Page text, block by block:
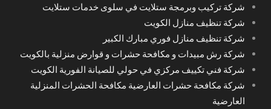
شركة تركيب وبرمجة ستلايت في سلوى خدمات ستلايت
شركة تنظيف منازل الكويت
شركة تنظيف منازل فوري مبارك الكبير
شركة رش مبيدات و مكافحة حشرات و قوارض منزلية بالكويت
شركة فني تكييف مركزي في حولي للصيانة الفورية الكويت
شركة مكافحة حشرات العارضية مكافحة الحشرات المنزلية
العارضية